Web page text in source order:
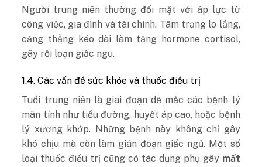
Người trung niên thường đối mặt với áp lực từ
công việc, gia đình và tài chính. Tâm trạng lo lắng,
căng thẳng kéo dài làm tăng hormone cortisol,
gây rối loạn giấc ngủ.
1.4. Các vấn đề sức khỏe và thuốc điều trị
Tuổi trung niên là giai đoạn dễ mắc các bệnh lý
mãn tính như tiểu đường, huyết áp cao, hoặc bệnh
lý xương khớp. Những bệnh này không chỉ gây
khó chịu mà còn làm gián đoạn giấc ngủ. Một số
loại thuốc điều trị cũng có tác dụng phụ gây mất